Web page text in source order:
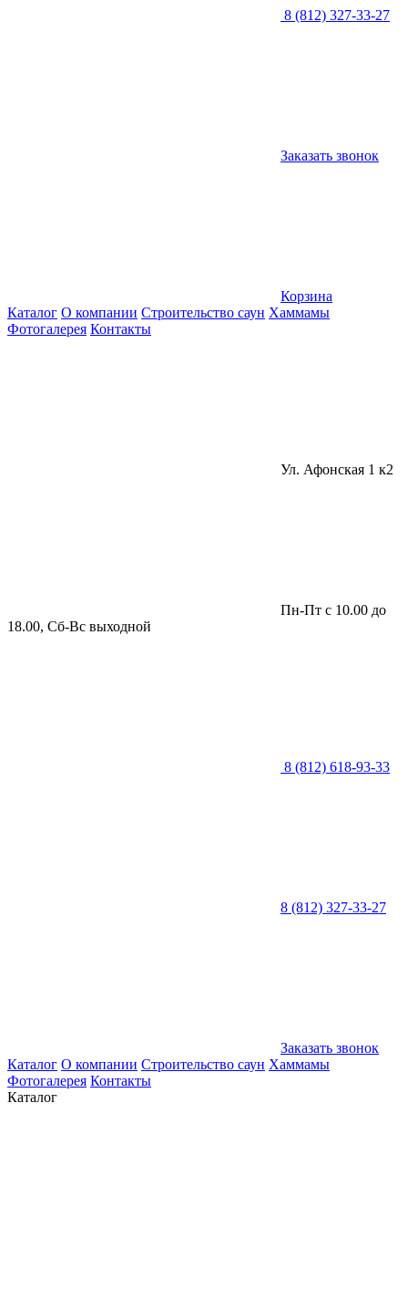
8 (812) 327-33-27
Заказать звонок
Корзина
Каталог О компании Строительство саун Хаммамы
Фотогалерея Контакты
Ул. Афонская 1 к2
Пн-Пт с 10.00 до
18.00, Сб-Вс выходной
8 (812) 618-93-33
8 (812) 327-33-27
Заказать звонок
Каталог О компании Строительство саун Хаммамы
Фотогалерея Контакты
Каталог